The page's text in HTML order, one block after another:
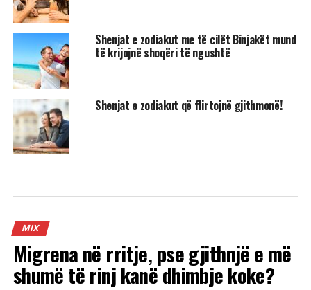
Shenjat e zodiakut me të cilët Binjakët mund
të krijojnë shoqëri të ngushtë
Shenjat e zodiakut që flirtojnë gjithmonë!
MIX
Migrena në rritje, pse gjithnjë e më
shumë të rinj kanë dhimbje koke?